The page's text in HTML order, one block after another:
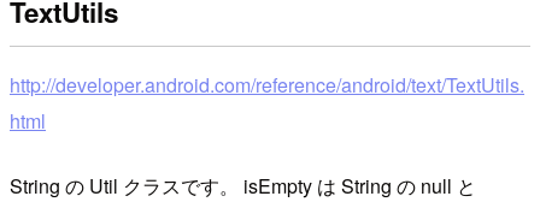
TextUtils
http://developer.android.com/reference/android/text/TextUtils.
html
String の Util クラスです。 isEmpty は String の null と